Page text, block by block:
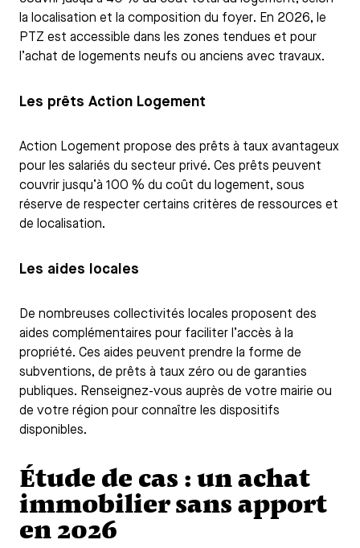
la localisation et la composition du foyer. En 2026, le
PTZ est accessible dans les zones tendues et pour
l’achat de logements neufs ou anciens avec travaux.
Les prêts Action Logement
Action Logement propose des prêts à taux avantageux
pour les salariés du secteur privé. Ces prêts peuvent
couvrir jusqu’à 100 % du coût du logement, sous
réserve de respecter certains critères de ressources et
de localisation.
Les aides locales
De nombreuses collectivités locales proposent des
aides complémentaires pour faciliter l’accès à la
propriété. Ces aides peuvent prendre la forme de
subventions, de prêts à taux zéro ou de garanties
publiques. Renseignez-vous auprès de votre mairie ou
de votre région pour connaître les dispositifs
disponibles.
Étude de cas : un achat
immobilier sans apport
en 2026